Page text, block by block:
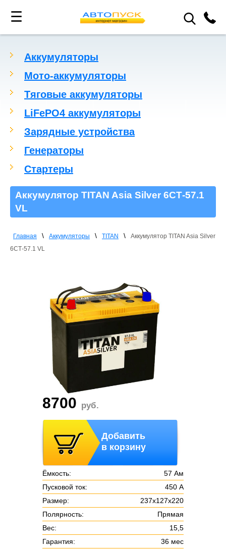
☰
Аккумуляторы
Мото-аккумуляторы
Тяговые аккумуляторы
LiFePO4 аккумуляторы
Зарядные устройства
Генераторы
Стартеры
Аккумулятор TITAN Asia Silver 6СТ-57.1
VL
Главная \ Аккумуляторы \ TITAN \
Аккумулятор TITAN Asia Silver
6СТ-57.1 VL
8700 руб.
Добавить
в корзину
Ёмкость:
57 Ам
Пусковой ток:
450 А
Размер:
237х127х220
Полярность:
Прямая
Вес:
15,5
Гарантия:
36 мес